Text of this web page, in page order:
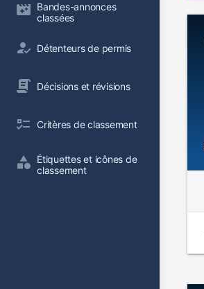
Bandes-annonces
classées
Détenteurs de permis
Décisions et révisions
Critères de classement
Étiquettes et icônes de
classement